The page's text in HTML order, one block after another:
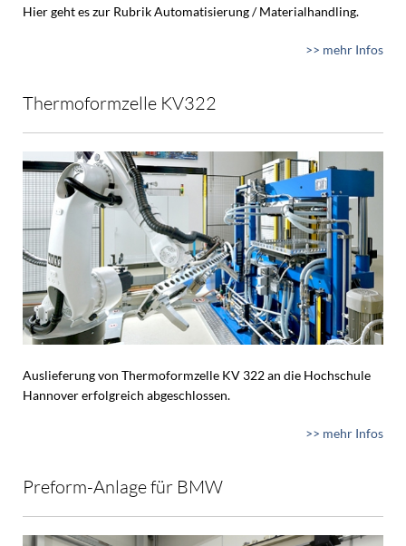
Hier geht es zur Rubrik Automatisierung / Materialhandling.
>> mehr Infos
Thermoformzelle KV322
Auslieferung von Thermoformzelle KV 322 an die Hochschule
Hannover erfolgreich abgeschlossen.
>> mehr Infos
Preform-Anlage für BMW